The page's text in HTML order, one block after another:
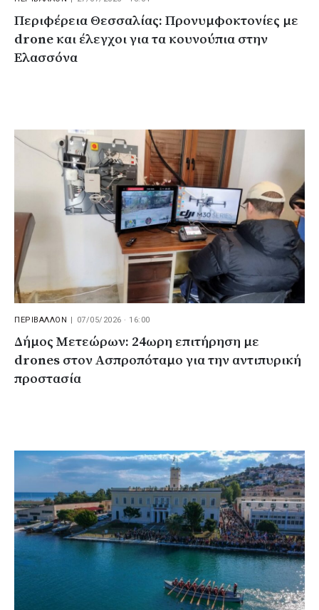
Περιφέρεια Θεσσαλίας: Προνυμφοκτονίες με
drone και έλεγχοι για τα κουνούπια στην
Ελασσόνα
ΠΕΡΙΒΑΛΛΟΝ 07/05/2026 · 16:00
Δήμος Μετεώρων: 24ωρη επιτήρηση με
drones στον Ασπροπόταμο για την αντιπυρική
προστασία